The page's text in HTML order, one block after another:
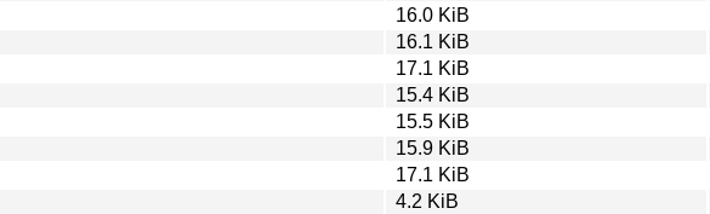
16.0 KiB
16.1 KiB
17.1 KiB
15.4 KiB
15.5 KiB
15.9 KiB
17.1 KiB
4.2 KiB